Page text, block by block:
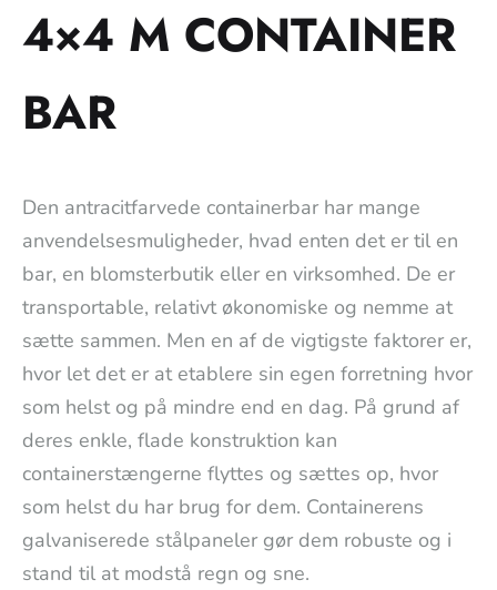
4×4 M CONTAINER
BAR
Den antracitfarvede containerbar har mange
anvendelsesmuligheder, hvad enten det er til en
bar, en blomsterbutik eller en virksomhed. De er
transportable, relativt økonomiske og nemme at
sætte sammen. Men en af de vigtigste faktorer er,
hvor let det er at etablere sin egen forretning hvor
som helst og på mindre end en dag. På grund af
deres enkle, flade konstruktion kan
containerstængerne flyttes og sættes op, hvor
som helst du har brug for dem. Containerens
galvaniserede stålpaneler gør dem robuste og i
stand til at modstå regn og sne.